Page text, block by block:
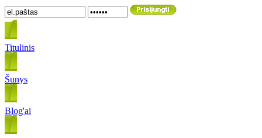
Titulinis
Šunys
Blog'ai